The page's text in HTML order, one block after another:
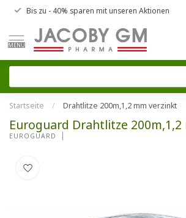
Bis zu - 40% sparen mit unseren Aktionen
MENU
Startseite / Drahtlitze 200m,1,2 mm verzinkt
Euroguard Drahtlitze
EUROGUARD